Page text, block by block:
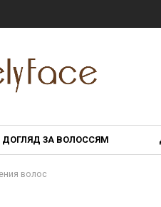
ДОГЛЯД ЗА ВОЛОССЯМ
волос